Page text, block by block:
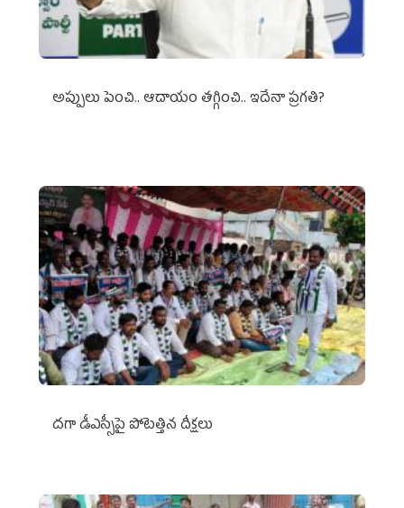
అప్పులు పెంచి.. ఆదాయం తగ్గించి.. ఇదేనా ప్రగతి?
దగా డీఎస్సీపై పోటెత్తిన దీక్షలు